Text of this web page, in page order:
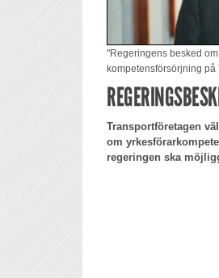
"Regeringens besked
kompetensförsörjning
Transportföretagen
om
regeringen ska